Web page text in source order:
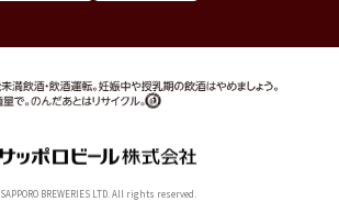
BREWERIES LTD. All rights reserved.